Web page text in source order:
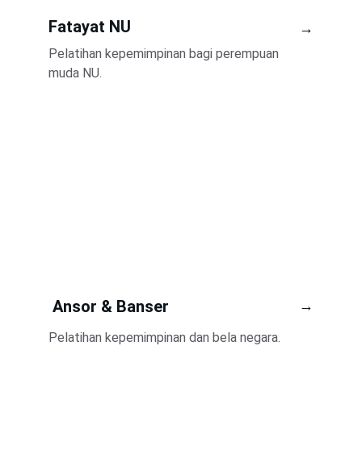
Fatayat NU
Pelatihan kepemimpinan bagi perempuan
muda NU.
Ansor & Banser
Pelatihan kepemimpinan dan bela negara.
→
→